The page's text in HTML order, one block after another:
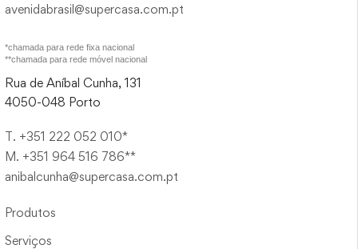
avenidabrasil@supercasa.com.pt
*chamada para rede fixa nacional
**chamada para rede móvel nacional
Rua de Aníbal Cunha, 131
4050-048 Porto
T. +351 222 052 010*
M. +351 964 516 786**
anibalcunha@supercasa.com.pt
Produtos
Serviços